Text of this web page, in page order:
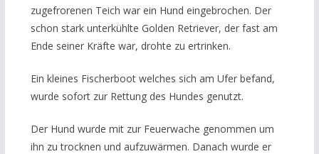
zugefrorenen Teich war ein Hund eingebrochen. Der
schon stark unterkühlte Golden Retriever, der fast am
Ende seiner Kräfte war, drohte zu ertrinken.
Ein kleines Fischerboot welches sich am Ufer befand,
wurde sofort zur Rettung des Hundes genutzt.
Der Hund wurde mit zur Feuerwache genommen um
ihn zu trocknen und aufzuwärmen. Danach wurde er